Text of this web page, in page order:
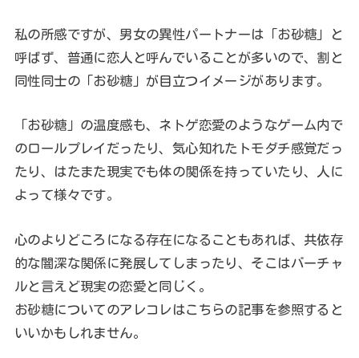
私の所感ですが、男女の異性パートナーは「お砂糖」と
呼ばず、普通に恋人と呼んでいることが多いので、割と
同性同士の「お砂糖」が目立つイメージがあります。
「お砂糖」の温度感も、ネトゲ恋愛のようなゲーム内で
のロールプレイだったり、気心知れたトモダチ感覚だっ
たり、はたまた現実でも体の関係を持っていたり、人に
よって様々です。
心のよりどころになる存在になることもあれば、共依存
的な闇深な関係に発展してしまったり、そこはバーチャ
ルと言えど現実の恋愛と同じく。
お砂糖についてのアレコレはこちらの記事を参照すると
いいかもしれません。